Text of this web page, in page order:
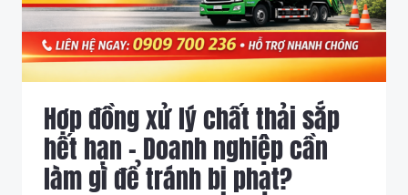
Hợp đồng xử lý chất thải sắp
hết hạn – Doanh nghiệp cần
làm gì để tránh bị phạt?